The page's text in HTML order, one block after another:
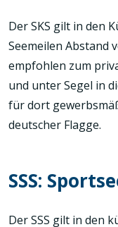
Der SKS gilt in den
Seemeilen Abstand
empfohlen zum
und unter Segel in
für dort
deutscher Flagge.
SSS:
Der SSS gilt in den